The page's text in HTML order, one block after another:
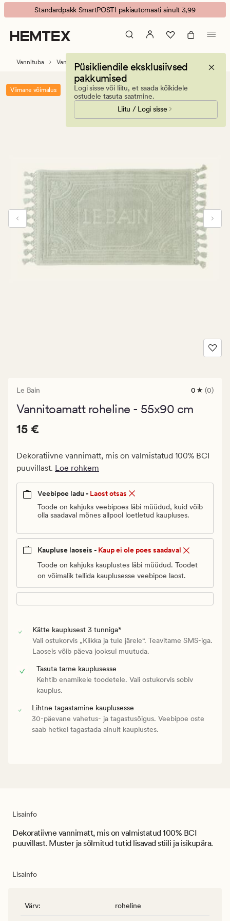
Le
Bain
vannitoamatt
roheline
Animated
banner.
Press
ESCAPE
Standardpakk SmartPOSTI pakiautomaati ainult 3,99
Püsikliendile eksklusiivsed
pakkumised
Logi sisse või liitu, et saada kõikidele
ostudele tasuta saatmine.
Liitu / Logi sisse
Vannituba Vannitoavaibad
Viimane võimalus
Le Bain
0
keskmise
0 (0)
Vannitoamatt roheline - 55x90 cm
Pris_ee
Vanlig
pris_ee
15
Pris_ee
15 €
Dekoratiivne vannimatt, mis on valmistatud 100% BCI
puuvillast. Loe rohkem
Veebipoe ladu - Laost otsas
Toode on kahjuks veebipoes läbi müüdud, kuid võib
olla saadaval mõnes allpool loetletud kaupluses.
Kaupluse laoseis - Kaup ei ole poes saadaval
Toode on kahjuks kauplustes läbi müüdud. Toodet
on võimalik tellida kauplusesse veebipoe laost.
Kätte kauplusest 3 tunniga*
Vali ostukorvis „Klikka ja tule järele“. Teavitame SMS-iga.
Laoseis võib päeva jooksul muutuda.
Tasuta tarne kauplusesse
Kehtib enamikele toodetele. Vali ostukorvis sobiv
kauplus.
Lihtne tagastamine kauplusesse
30-päevane vahetus- ja tagastusõigus. Veebipoe oste
saab hetkel tagastada ainult kauplustes.
Lisainfo
Dekoratiivne vannimatt, mis on valmistatud 100% BCI
puuvillast. Muster ja sõlmitud tutid lisavad stiili ja isikupära.
Lisainfo
Värv: roheline